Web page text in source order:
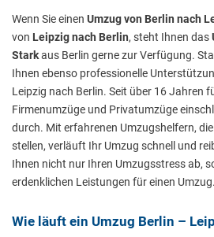
Wenn Sie einen Umzug von Berlin nach
von Leipzig nach Berlin, steht Ihnen das
Starkaus Berlin gerne zur Verfügung.
Ihnen ebenso professionelle
Leipzig nach Berlin. Seit über 16 Jahren
Firmenumzüge und Privatumzüge
durch. Mit erfahrenen Umzugshelfern,
stellen, verläuft Ihr Umzug schnell und
Ihnen nicht nur Ihren Umzugsstress ab,
erdenklichen Leistungen für einen Umzug.
Wie läuft ein Umzug Berlin –